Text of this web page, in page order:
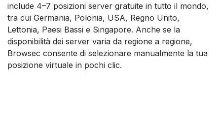
include 4–7 posizioni server gratuite in tutto il mondo,
tra cui Germania, Polonia, USA, Regno Unito,
Lettonia, Paesi Bassi e Singapore. Anche se la
disponibilità dei server varia da regione a regione,
Browsec consente di selezionare manualmente la tua
posizione virtuale in pochi clic.